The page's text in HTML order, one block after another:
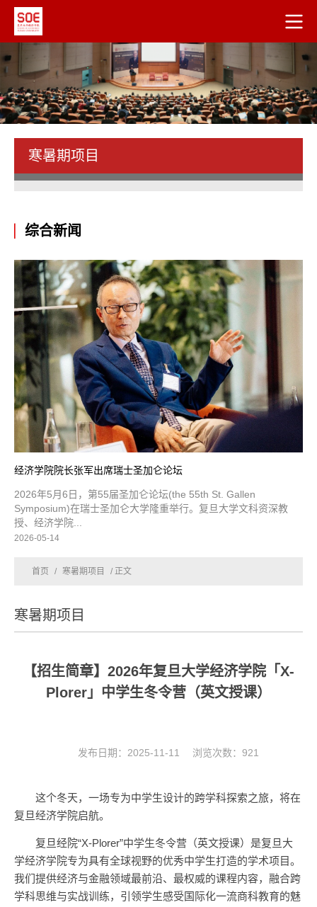
寒暑期项目
综合新闻
经济学院院长张军出席瑞士圣加仑论坛
2026年5月6日，第55届圣加仑论坛(the 55th St. Gallen
Symposium)在瑞士圣加仑大学隆重举行。复旦大学文科资深教
授、经济学院...
2026-05-14
首页 / 寒暑期项目 / 正文
寒暑期项目
【招生简章】2026年复旦大学经济学院「X-
Plorer」中学生冬令营（英文授课）
发布日期：2025-11-11 浏览次数： 921
这个冬天，一场专为中学生设计的跨学科探索之旅，将在
复旦经济学院启航。
复旦经院“X-Plorer”中学生冬令营（英文授课）是复旦大
学经济学院专为具有全球视野的优秀中学生打造的学术项目。
我们提供经济与金融领域最前沿、最权威的课程内容，融合跨
学科思维与实战训练，引领学生感受国际化一流商科教育的魅